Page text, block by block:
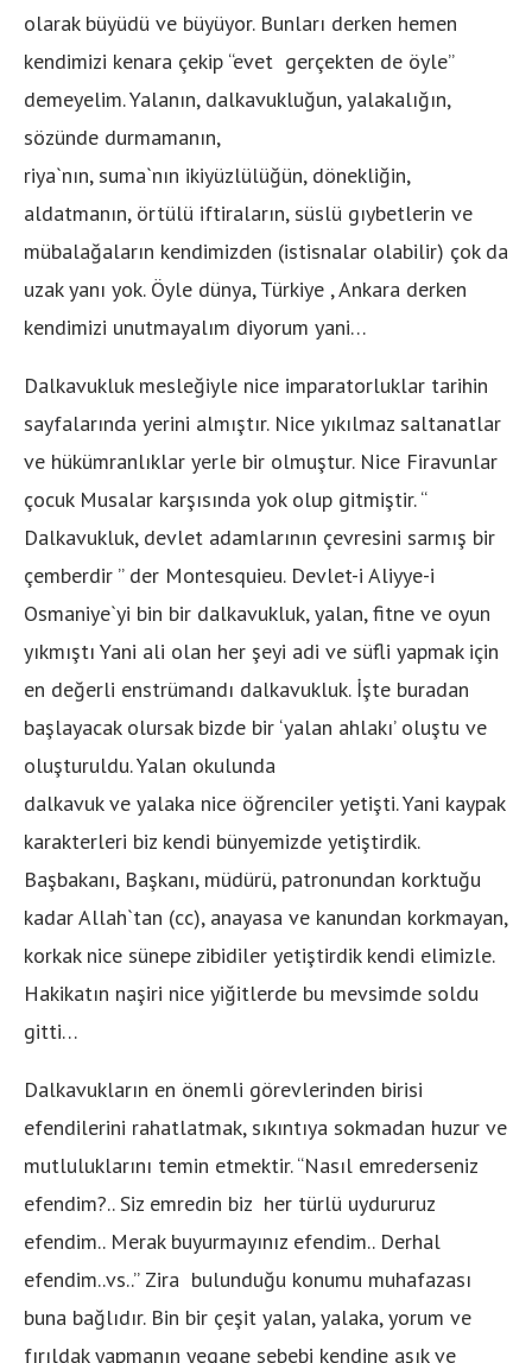
olarak büyüdü ve büyüyor. Bunları derken hemen
kendimizi kenara çekip “evet gerçekten de öyle”
demeyelim. Yalanın, dalkavukluğun, yalakalığın,
sözünde durmamanın,
riya`nın, suma`nın ikiyüzlülüğün, dönekliğin,
aldatmanın, örtülü iftiraların, süslü gıybetlerin ve
mübalağaların kendimizden (istisnalar olabilir) çok da
uzak yanı yok. Öyle dünya, Türkiye , Ankara derken
kendimizi unutmayalım diyorum yani…
Dalkavukluk mesleğiyle nice imparatorluklar tarihin
sayfalarında yerini almıştır. Nice yıkılmaz saltanatlar
ve hükümranlıklar yerle bir olmuştur. Nice Firavunlar
çocuk Musalar karşısında yok olup gitmiştir. “
Dalkavukluk, devlet adamlarının çevresini sarmış bir
çemberdir ” der Montesquieu. Devlet-i Aliyye-i
Osmaniye`yi bin bir dalkavukluk, yalan, fitne ve oyun
yıkmıştı Yani ali olan her şeyi adi ve süfli yapmak için
en değerli enstrümandı dalkavukluk. İşte buradan
başlayacak olursak bizde bir ‘yalan ahlakı’ oluştu ve
oluşturuldu. Yalan okulunda
dalkavuk ve yalaka nice öğrenciler yetişti. Yani kaypak
karakterleri biz kendi bünyemizde yetiştirdik.
Başbakanı, Başkanı, müdürü, patronundan korktuğu
kadar Allah`tan (cc), anayasa ve kanundan korkmayan,
korkak nice sünepe zibidiler yetiştirdik kendi elimizle.
Hakikatın naşiri nice yiğitlerde bu mevsimde soldu
gitti…
Dalkavukların en önemli görevlerinden birisi
efendilerini rahatlatmak, sıkıntıya sokmadan huzur ve
mutluluklarını temin etmektir. “Nasıl emrederseniz
efendim?.. Siz emredin biz her türlü uydururuz
efendim.. Merak buyurmayınız efendim.. Derhal
efendim..vs..” Zira bulunduğu konumu muhafazası
buna bağlıdır. Bin bir çeşit yalan, yalaka, yorum ve
fırıldak yapmanın yegane sebebi kendine aşık ve